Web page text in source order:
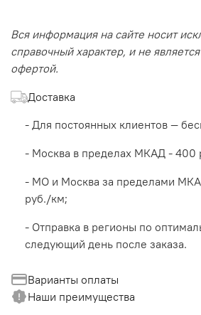
Вся информация на сайте носит
справочный характер, и не
офертой.
Доставка
- Для постоянных клиентов —
- Москва в пределах МКАД - 400
- МО и Москва за пределами
руб./км;
- Отправка в регионы по
следующий день после заказа.
Варианты оплаты
Наши преимущества